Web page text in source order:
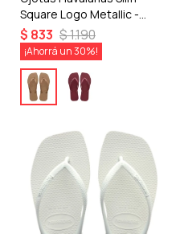
Square Logo Metallic -
Dorado
$ 833 $1.190
30